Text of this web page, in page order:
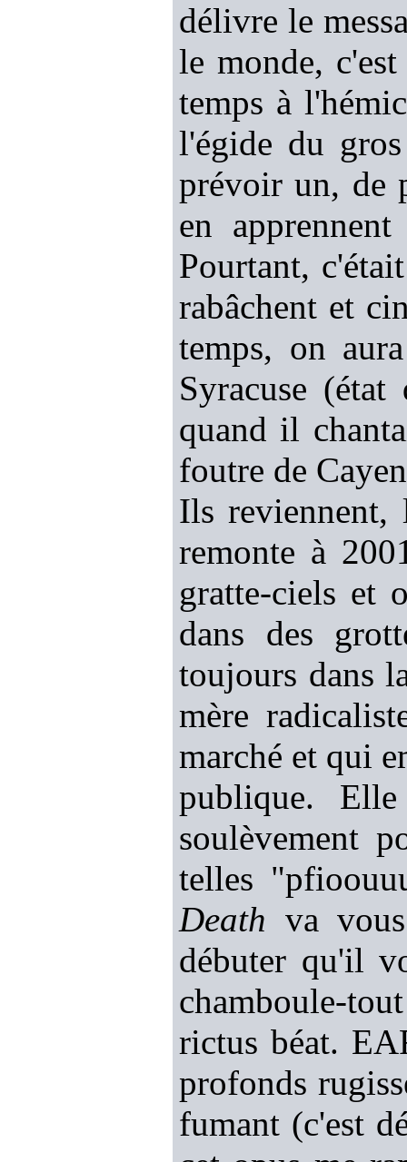
délivre le
le monde,
temps à
l'égide du
prévoir un, de
en
Pourtant,
rabâchent et
temps, on
Syracuse
quand il
foutre de
Ils reviennent,
remonte à
gratte-ciels et
dans des
toujours dans
mère
marché et qui
publique.
soulèvement
telles
Death va
débuter qu'il
chamboule-
rictus béat.
profonds
fumant (c'est